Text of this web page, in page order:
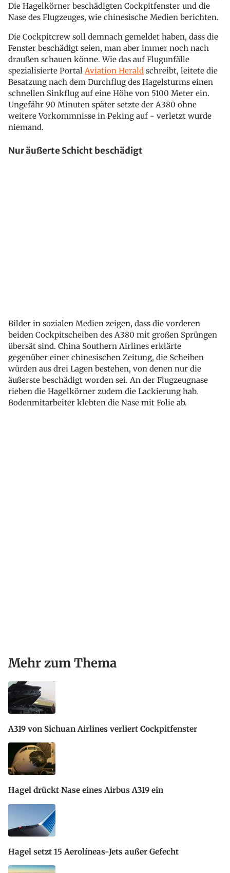
Die Hagelkörner beschädigten Cockpitfenster und die
Nase des Flugzeuges, wie chinesische Medien berichten.
Die Cockpitcrew soll demnach gemeldet haben, dass die
Fenster beschädigt seien, man aber immer noch nach
draußen schauen könne. Wie das auf Flugunfälle
spezialisierte Portal Aviation Herald schreibt, leitete die
Besatzung nach dem Durchflug des Hagelsturms einen
schnellen Sinkflug auf eine Höhe von 5100 Meter ein.
Ungefähr 90 Minuten später setzte der A380 ohne
weitere Vorkommnisse in Peking auf - verletzt wurde
niemand.
Nur äußerte Schicht beschädigt
Bilder in sozialen Medien zeigen, dass die vorderen
beiden Cockpitscheiben des A380 mit großen Sprüngen
übersät sind. China Southern Airlines erklärte
gegenüber einer chinesischen Zeitung, die Scheiben
würden aus drei Lagen bestehen, von denen nur die
äußerste beschädigt worden sei. An der Flugzeugnase
rieben die Hagelkörner zudem die Lackierung hab.
Bodenmitarbeiter klebten die Nase mit Folie ab.
Mehr zum Thema
A319 von Sichuan Airlines verliert Cockpitfenster
Hagel drückt Nase eines Airbus A319 ein
Hagel setzt 15 Aerolíneas-Jets außer Gefecht